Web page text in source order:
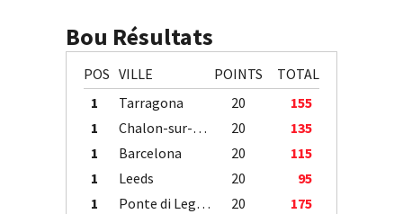
Bou Résultats
POS VILLE POINTS
TOTAL
1
Tarragona 20
155
1
Chalon-sur-Saône 20
135
1
Barcelona 20
115
1
Leeds 20
95
1
Ponte di Legno 20
175